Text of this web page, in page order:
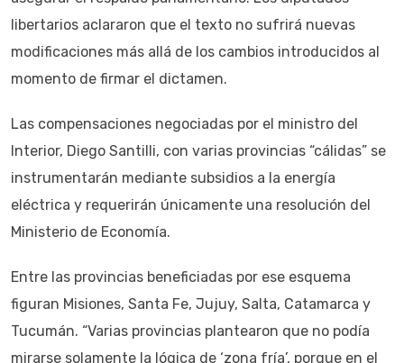
libertarios aclararon que el texto no sufrirá nuevas
modificaciones más allá de los cambios introducidos al
momento de firmar el dictamen.
Las compensaciones negociadas por el ministro del
Interior, Diego Santilli, con varias provincias “cálidas” se
instrumentarán mediante subsidios a la energía
eléctrica y requerirán únicamente una resolución del
Ministerio de Economía.
Entre las provincias beneficiadas por ese esquema
figuran Misiones, Santa Fe, Jujuy, Salta, Catamarca y
Tucumán. “Varias provincias plantearon que no podía
mirarse solamente la lógica de ‘zona fría’, porque en el